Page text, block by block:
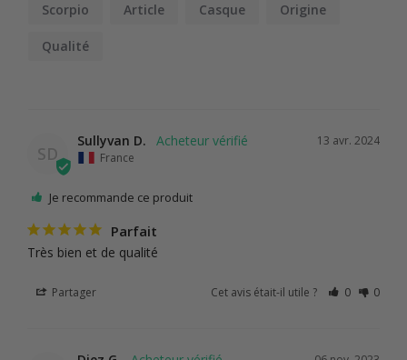
Scorpio Article Casque Origine
Qualité
SD
13 avr. 2024
Sullyvan D.
France
Je recommande ce produit
Parfait
Très bien et de qualité
Partager Cet avis était-il utile ? 0 0